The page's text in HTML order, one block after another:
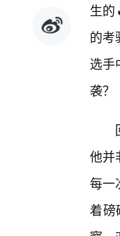
生的
的考
选手
袭？
他并
每一
着磅